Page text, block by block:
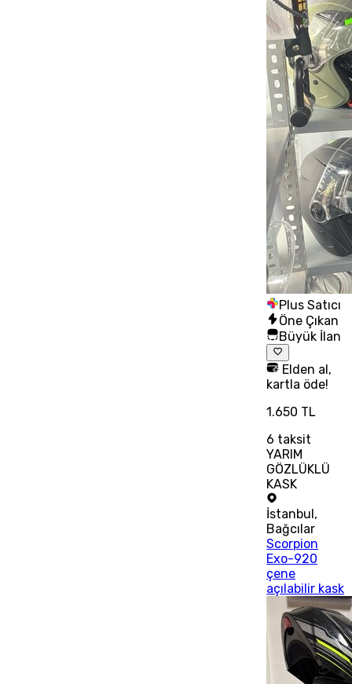
Plus Satıcı
Öne Çıkan
Büyük İlan
Elden al,
kartla öde!
1.650 TL
6 taksit
YARIM
GÖZLÜKLÜ
KASK
İstanbul ,
Bağcılar
Scorpion
Exo-920
çene
açılabilir kask